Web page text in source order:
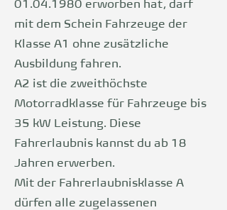
01.04.1980 erworben hat, darf
mit dem Schein Fahrzeuge der
Klasse A1 ohne zusätzliche
Ausbildung fahren.
A2 ist die zweithöchste
Motorradklasse für Fahrzeuge bis
35 kW Leistung. Diese
Fahrerlaubnis kannst du ab 18
Jahren erwerben.
Mit der Fahrerlaubnisklasse A
dürfen alle zugelassenen